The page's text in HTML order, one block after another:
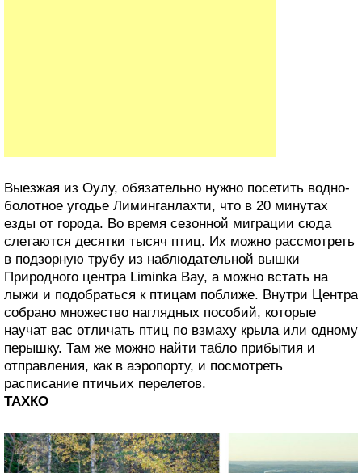
Выезжая из Оулу, обязательно нужно посетить водно-
болотное угодье Лиминганлахти, что в 20 минутах
езды от города. Во время сезонной миграции сюда
слетаются десятки тысяч птиц. Их можно рассмотреть
в подзорную трубу из наблюдательной вышки
Природного центра Liminka Bay, а можно встать на
лыжи и подобраться к птицам поближе. Внутри Центра
собрано множество наглядных пособий, которые
научат вас отличать птиц по взмаху крыла или одному
перышку. Там же можно найти табло прибытия и
отправления, как в аэропорту, и посмотреть
расписание птичьих перелетов.
ТАХКО